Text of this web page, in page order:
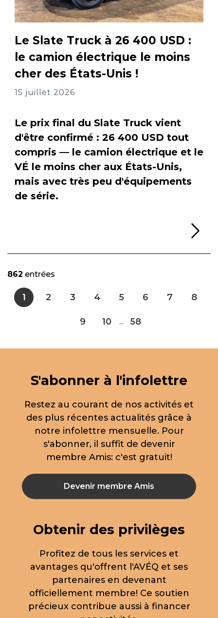
Le Slate Truck à 26 400 USD :
le camion électrique le moins
cher des États-Unis !
15 juillet 2026
Le prix final du Slate Truck vient
d'être confirmé : 26 400 USD tout
compris — le camion électrique et le
VÉ le moins cher aux États-Unis,
mais avec très peu d'équipements
de série.
862 entrées
1 2 3 4 5 6 7 8
9 10 ... 58
S'abonner à l'infolettre
Restez au courant de nos activités et
des plus récentes actualités grâce à
notre infolettre mensuelle. Pour
s'abonner, il suffit de devenir
membre Amis: c'est gratuit!
Devenir membre Amis
Obtenir des privilèges
Profitez de tous les services et
avantages qu'offrent l'AVÉQ et ses
partenaires en devenant
officiellement membre! Ce soutien
précieux contribue aussi à financer